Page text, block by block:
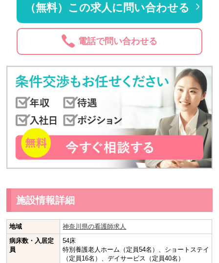
（無料）この求人に問い合わせる
電話で問い合わせる
施設情報詳細
地域
神奈川県の看護師求人
病床数・入居定
員
54床
特別養護老人ホーム（定員54名）、ショートステイ
（定員16名）、デイサービス（定員40名）